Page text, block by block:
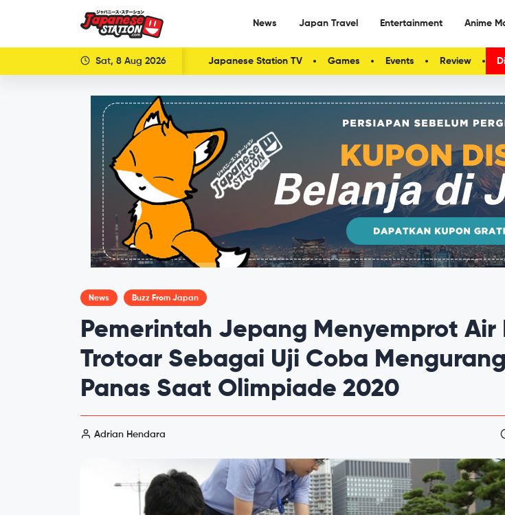
News Japan Travel Entertainment Anime
Sat, 8 Aug 2026 Japanese Station TV Games Events Review
News Buzz From Japan
Pemerintah Jepang Menyemprot Air
Trotoar Sebagai Uji Coba
Panas Saat Olimpiade 2020
Adrian Hendara